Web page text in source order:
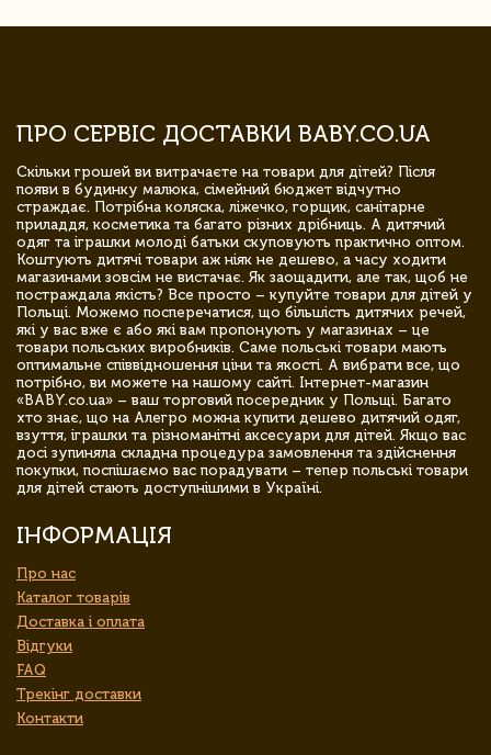
ПРО СЕРВІС ДОСТАВКИ BABY.CO.UA
Скільки грошей ви витрачаєте на товари для дітей? Після
появи в будинку малюка, сімейний бюджет відчутно
страждає. Потрібна коляска, ліжечко, горщик, санітарне
приладдя, косметика та багато різних дрібниць. А дитячий
одяг та іграшки молоді батьки скуповують практично оптом.
Коштують дитячі товари аж ніяк не дешево, а часу ходити
магазинами зовсім не вистачає. Як заощадити, але так, щоб не
постраждала якість? Все просто – купуйте товари для дітей у
Польщі. Можемо посперечатися, що більшість дитячих речей,
які у вас вже є або які вам пропонують у магазинах – це
товари польських виробників. Саме польські товари мають
оптимальне співвідношення ціни та якості. А вибрати все, що
потрібно, ви можете на нашому сайті. Інтернет-магазин
«BABY.co.ua» – ваш торговий посередник у Польщі. Багато
хто знає, що на Алегро можна купити дешево дитячий одяг,
взуття, іграшки та різноманітні аксесуари для дітей. Якщо вас
досі зупиняла складна процедура замовлення та здійснення
покупки, поспішаємо вас порадувати – тепер польські товари
для дітей стають доступнішими в Україні.
ІНФОРМАЦІЯ
Про нас
Каталог товарів
Доставка і оплата
Відгуки
FAQ
Трекінг доставки
Контакти